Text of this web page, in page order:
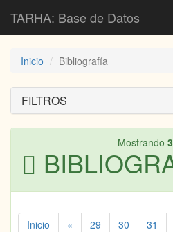
TARHA: Base de Datos
Inicio Bibliografía
FILTROS
Mostrando
Inicio « 29 30 31